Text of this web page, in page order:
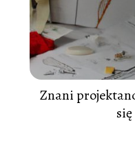
Znani